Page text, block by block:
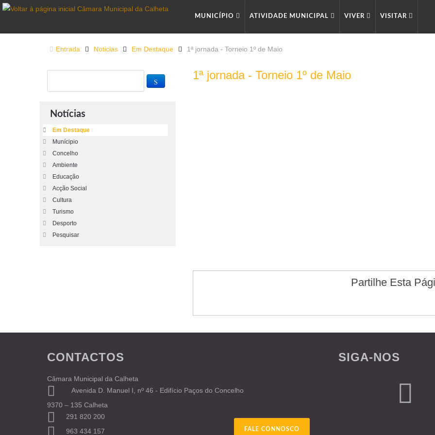
MUNICÍPIO ATIVIDADE MUNICIPAL VIVER VISITAR
Entrada Noticias Em Destaque 1ª jornada - Torneio 1º de Maio
1ª jornada - Torneio 1º de Maio
Notícias
Em Destaque
Munícipio
Concelho
Ambiente
Educação
Acção Social
Cultura
Turismo
Desporto
Pesquisar
Partilhe Esta
CONTACTOS
Câmara Municipal da Calheta
Avenida D. Manuel I, nº 46 - Edifício Paços do Concelho
9370 – 135 Calheta
291 820 200
963 434 157
FALE CONNOSCO
SIGA-NOS